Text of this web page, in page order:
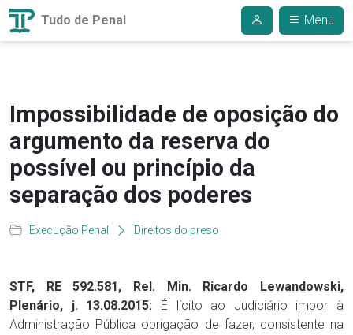
Tudo de Penal Menu
Impossibilidade de oposição do
argumento da reserva do
possível ou princípio da
separação dos poderes
Execução Penal Direitos do preso
STF, RE 592.581, Rel. Min. Ricardo Lewandowski,
Plenário, j. 13.08.2015: É lícito ao Judiciário impor à
Administração Pública obrigação de fazer, consistente na